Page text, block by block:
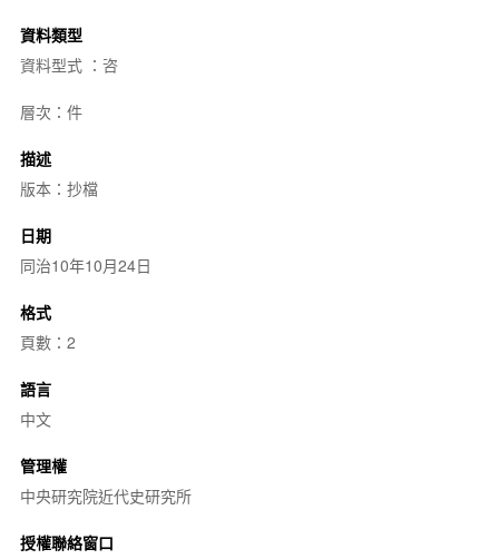
資料類型
資料型式 ：咨
層次：件
描述
版本：抄檔
日期
同治10年10月24日
格式
頁數：2
語言
中文
管理權
中央研究院近代史研究所
授權聯絡窗口